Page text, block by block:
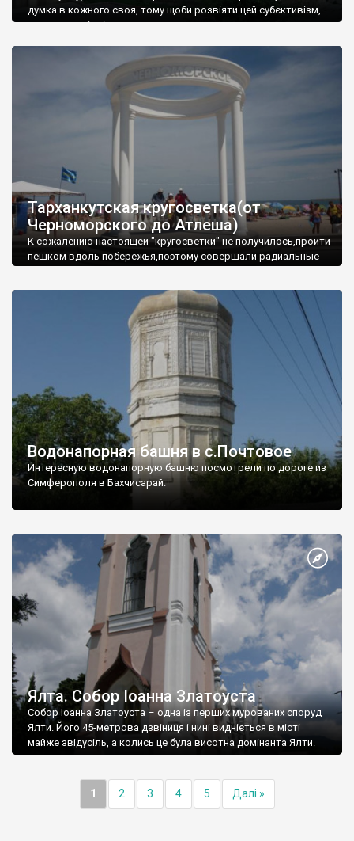
думка в кожного своя, тому щоби розвіяти цей субєктивізм,
запрошую відвідати це
Тарханкутская кругосветка(от
Черноморского до Атлеша)
К сожалению настоящей "кругосветки" не получилось,пройти
пешком вдоль побережья,поэтому совершали радиальные
Водонапорная башня в с.Почтовое
Интересную водонапорную башню посмотрели по дороге из
Симферополя в Бахчисарай.
Ялта. Собор Іоанна Златоуста
Собор Іоанна Златоуста – одна із перших мурованих споруд
Ялти. Його 45-метрова дзвіниця і нині видніється в місті
майже звідусіль, а колись це була висотна домінанта Ялти.
1 2 3 4 5 Далі »